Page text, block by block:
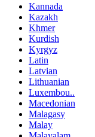
Kannada
Kazakh
Khmer
Kurdish
Kyrgyz
Latin
Latvian
Lithuanian
Luxembou..
Macedonian
Malagasy
Malay